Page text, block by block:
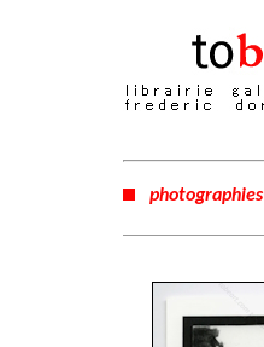
photographies